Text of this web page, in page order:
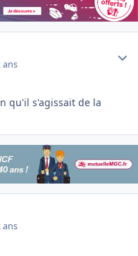
ans
qu'il s'agissait de la
ans